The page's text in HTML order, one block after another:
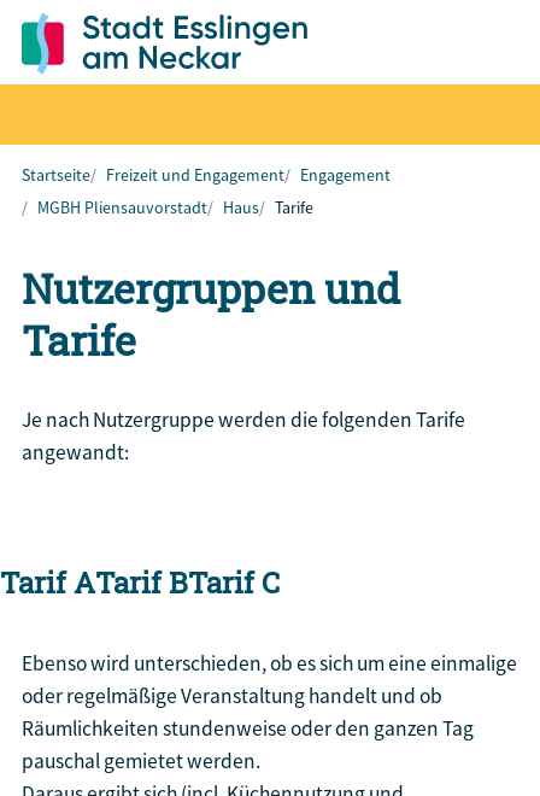
Startseite Freizeit und Engagement
Engagement
MGBH Pliensauvorstadt
Haus Tarife
Nutzergruppen und
Tarife
Je nach Nutzergruppe werden die folgenden Tarife
angewandt:
Tarif ATarif BTarif C
Ebenso wird unterschieden, ob es sich um eine einmalige
oder regelmäßige Veranstaltung handelt und ob
Räumlichkeiten stundenweise oder den ganzen Tag
pauschal gemietet werden.